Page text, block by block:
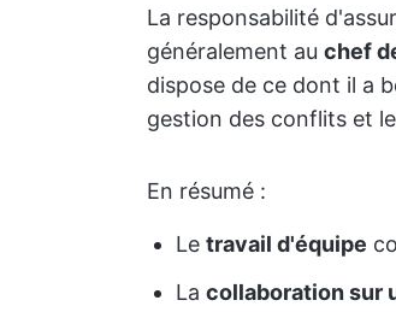
La responsabilité
généralement au chef
dispose de ce dont il a
gestion des conflits et
En résumé :
Le travail d'équipe
La collaboration sur